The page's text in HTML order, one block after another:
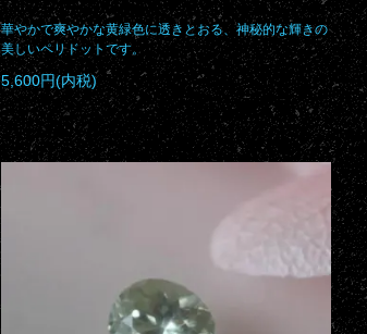
華やかで爽やかな黄緑色に透きとおる、神秘的な輝きの
美しいペリドットです。
5,600円(内税)